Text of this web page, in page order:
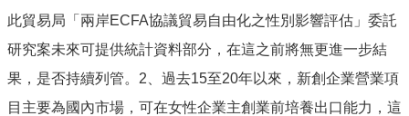
此貿易局「兩岸ECFA協議貿易自由化之性別影響評估」委託
研究案未來可提供統計資料部分，在這之前將無更進一步結
果，是否持續列管。2、過去15至20年以來，新創企業營業項
目主要為國內市場，可在女性企業主創業前培養出口能力，這